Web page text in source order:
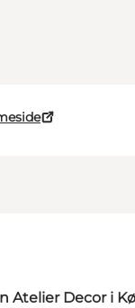
Atelier Decor i